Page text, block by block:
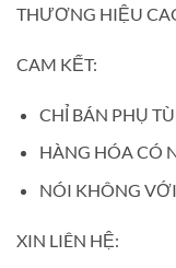
THƯƠNG HIỆU
CAM KẾT:
CHỈ BÁN PHỤ
HÀNG HÓA CÓ
NÓI KHÔNG
XIN LIÊN HỆ: